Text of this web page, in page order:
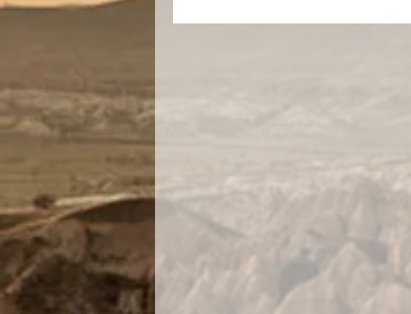
wirklich der Wilde Westen. Sobald ich die